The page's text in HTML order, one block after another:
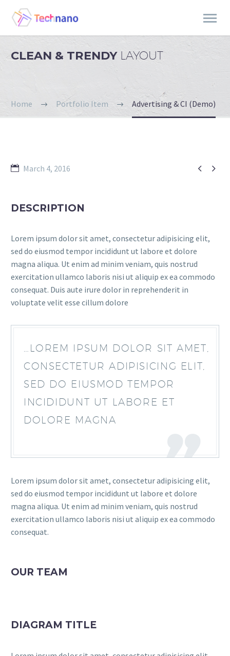
CLEAN & TRENDY LAYOUT
Home Portfolio Item Advertising & CI (Demo)
 
March 4, 2016
DESCRIPTION
Lorem ipsum dolor sit amet, consectetur adipisicing elit,
sed do eiusmod tempor incididunt ut labore et dolore
magna aliqua. Ut enim ad minim veniam, quis nostrud
exercitation ullamco laboris nisi ut aliquip ex ea commodo
consequat. Duis aute irure dolor in reprehenderit in
voluptate velit esse cillum dolore
…LOREM IPSUM DOLOR SIT AMET,
CONSECTETUR ADIPISICING ELIT,
SED DO EIUSMOD TEMPOR
INCIDIDUNT UT LABORE ET
DOLORE MAGNA
Lorem ipsum dolor sit amet, consectetur adipisicing elit,
sed do eiusmod tempor incididunt ut labore et dolore
magna aliqua. Ut enim ad minim veniam, quis nostrud
exercitation ullamco laboris nisi ut aliquip ex ea commodo
consequat.
OUR TEAM
DIAGRAM TITLE